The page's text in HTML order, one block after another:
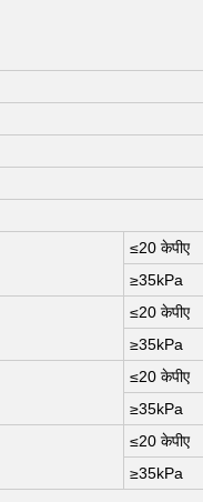
≤20 केपीए
≥35kPa
≤20 केपीए
≥35kPa
≤20 केपीए
≥35kPa
≤20 केपीए
≥35kPa